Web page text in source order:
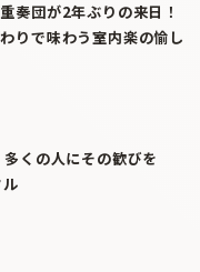
奏団が2年ぶりの来日！
りで味わう室内楽の愉し
くの人にその歓びを